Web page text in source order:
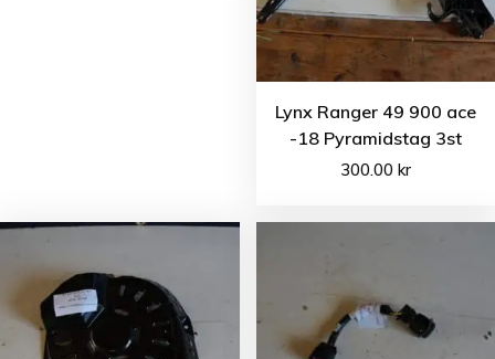
Lynx Ranger 49 900 ace
-18 Pyramidstag 3st
300.00 kr